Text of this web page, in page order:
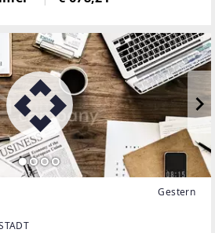
machen dieses Mietobjekt
Gestern